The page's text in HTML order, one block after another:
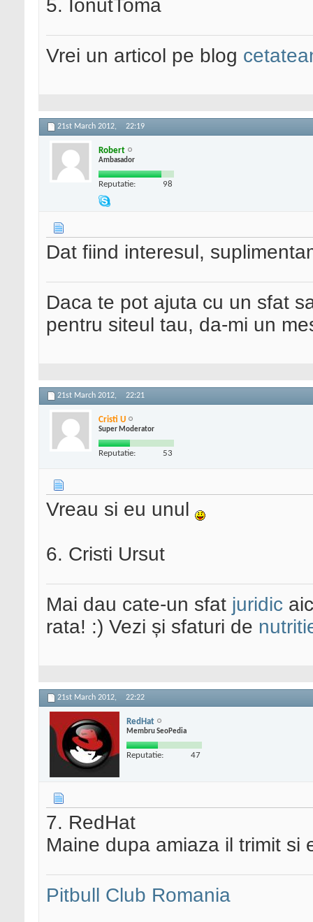
5. IonutToma
Vrei un articol pe blog
21st March 2012, 22:19
Robert
Ambasador
Reputatie: 98
Dat fiind interesul,
Daca te pot ajuta cu un sfat
pentru siteul tau, da-mi un
21st March 2012, 22:21
Cristi U
Super Moderator
Reputatie: 53
Vreau si eu unul
6. Cristi Ursut
Mai dau cate-un sfat juridic
rata! :) Vezi și sfaturi de
21st March 2012, 22:22
RedHat
Membru SeoPedia
Reputatie: 47
7. RedHat
Maine dupa amiaza il trimit si
Pitbull Club Romania